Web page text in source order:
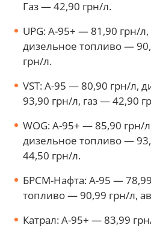
Газ — 42,90 грн/л.
UPG: А-95+ — 81,90 грн/
дизельное топливо —
грн/л.
VST: А-95 — 80,90 грн/л,
93,90 грн/л, газ — 42,90
WOG: А-95+ — 85,90 грн/
дизельное топливо —
44,50 грн/л.
БРСМ-Нафта: А-95 —
топливо — 90,99 грн/л,
Катрал: А-95+ — 83,99